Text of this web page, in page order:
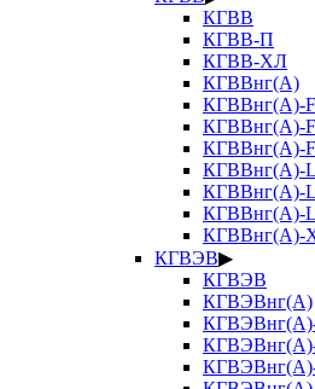
КГВВ
КГВВ-П
КГВВ-ХЛ
КГВВнг(А)
КГВВнг(А)-
КГВВнг(А)-
КГВВнг(А)-
КГВВнг(А)-
КГВВнг(А)-
КГВВнг(А)-
КГВВнг(А)-
КГВЭВ▶
КГВЭВ
КГВЭВнг(А)